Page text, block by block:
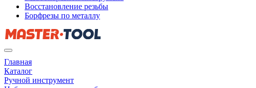
Восстановление резьбы
Борфрезы по металлу
Главная
Каталог
Ручной инструмент